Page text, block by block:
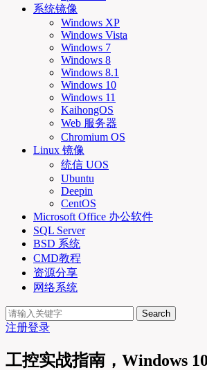
系统镜像
Windows XP
Windows Vista
Windows 7
Windows 8
Windows 8.1
Windows 10
Windows 11
KaihongOS
Web 服务器
Chromium OS
Linux 镜像
统信 UOS
Ubuntu
Deepin
CentOS
Microsoft Office 办公软件
SQL Server
BSD 系统
CMD教程
资源分享
网络系统
Search
注册登录
工控实战指南，Windows